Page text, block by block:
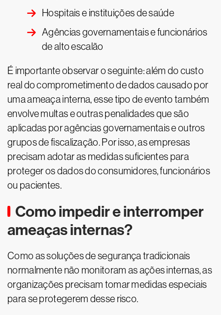
Hospitais e instituições de saúde
Agências governamentais e funcionários
de alto escalão
É importante observar o seguinte: além do custo
real do comprometimento de dados causado por
uma ameaça interna, esse tipo de evento também
envolve multas e outras penalidades que são
aplicadas por agências governamentais e outros
grupos de fiscalização. Por isso, as empresas
precisam adotar as medidas suficientes para
proteger os dados do consumidores, funcionários
ou pacientes.
Como impedir e interromper
ameaças internas?
Como as soluções de segurança tradicionais
normalmente não monitoram as ações internas, as
organizações precisam tomar medidas especiais
para se protegerem desse risco.